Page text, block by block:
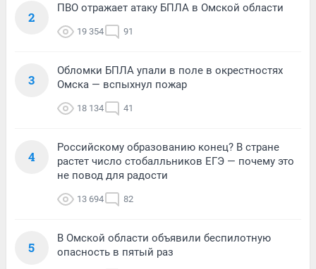
2
ПВО отражает атаку БПЛА в Омской области
19 354 91
3
Обломки БПЛА упали в поле в окрестностях
Омска — вспыхнул пожар
18 134 41
4
Российскому образованию конец? В стране
растет число стобалльников ЕГЭ — почему это
не повод для радости
13 694 82
5
В Омской области объявили беспилотную
опасность в пятый раз